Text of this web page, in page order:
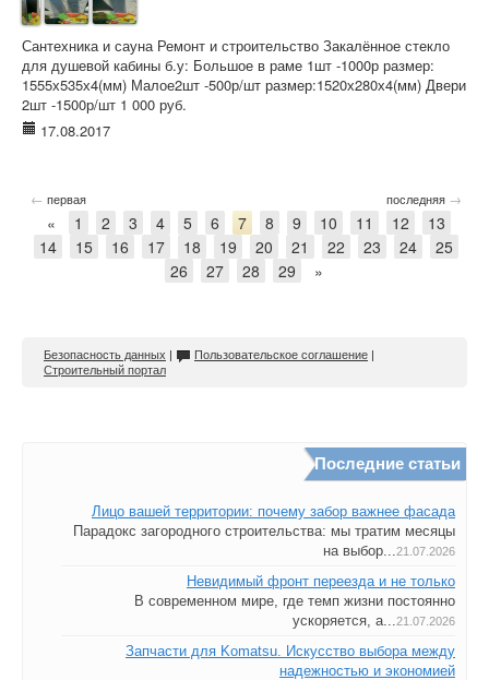
Сантехника и сауна Ремонт и строительство Закалённое стекло
для душевой кабины б.у: Большое в раме 1шт -1000р размер:
1555х535х4(мм) Малое2шт -500р/шт размер:1520х280х4(мм) Двери
2шт -1500р/шт 1 000 руб.
17.08.2017
← первая последняя →
« 1 2 3 4 5 6 7 8 9 10 11 12
13
14
15 16 17 18 19 20 21 22 23 24
25
26
27 28 29 »
Безопасность данных | Пользовательское соглашение |
Строительный портал
Последние статьи
Лицо вашей территории: почему забор важнее фасада
Парадокс загородного строительства: мы тратим месяцы
на выбор...21.07.2026
Невидимый фронт переезда и не только
В современном мире, где темп жизни постоянно
ускоряется, а...21.07.2026
Запчасти для Komatsu. Искусство выбора между
надежностью и экономией